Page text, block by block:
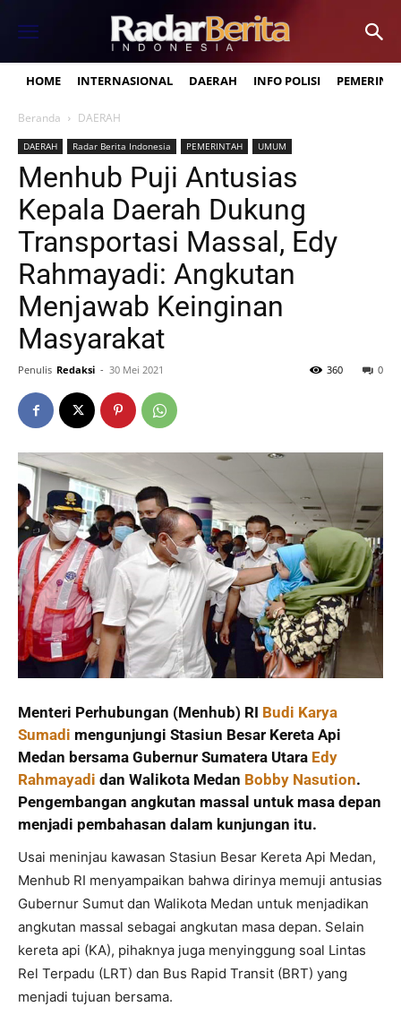
HOME INTERNASIONAL DAERAH INFO POLISI
Beranda DAERAH
DAERAH Radar Berita Indonesia PEMERINTAH UMUM
Menhub Puji Antusias
Kepala Daerah Dukung
Transportasi Massal, Edy
Rahmayadi: Angkutan
Menjawab Keinginan
Masyarakat
Penulis Redaksi - 30 Mei 2021 0
360
Menteri Perhubungan (Menhub) RI Budi Karya
Sumadi mengunjungi Stasiun Besar Kereta Api
Medan bersama Gubernur Sumatera Utara Edy
Rahmayadi dan Walikota Medan Bobby Nasution.
Pengembangan angkutan massal untuk masa depan
menjadi pembahasan dalam kunjungan itu.
Usai meninjau kawasan Stasiun Besar Kereta Api Medan,
Menhub RI menyampaikan bahwa dirinya memuji antusias
Gubernur Sumut dan Walikota Medan untuk menjadikan
angkutan massal sebagai angkutan masa depan. Selain
kereta api (KA), pihaknya juga menyinggung soal Lintas
Rel Terpadu (LRT) dan Bus Rapid Transit (BRT) yang
menjadi tujuan bersama.